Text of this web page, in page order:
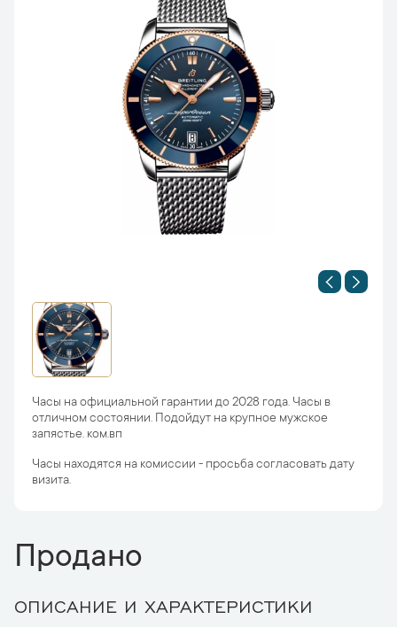
Часы на официальной гарантии до 2028 года. Часы в
отличном состоянии. Подойдут на крупное мужское
запястье. ком.вп
Часы находятся на комиссии - просьба согласовать дату
визита.
Продано
ОПИСАНИЕ И ХАРАКТЕРИСТИКИ